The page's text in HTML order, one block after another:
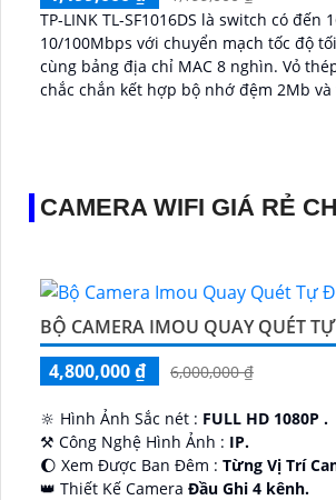
TP-LINK TL-SF1016DS là switch có đến
10/100Mbps với chuyển mạch tốc độ
cùng bảng địa chỉ MAC 8 nghìn. Vỏ thép chuẩn 13 inch
chắc chắn kết hợp bộ nhớ đệm 2Mb và
CAMERA WIFI GIÁ RẺ
BỘ CAMERA IMOU QUAY QUÉT
4,800,000 ₫
6,000,000 ₫
🔆 Hình Ảnh Sắc nét : FULL HD 1080P .
⚒ Công Nghệ Hình Ảnh : IP.
🌔 Xem Được Ban Đêm : Từng Vị Trí
👑 Thiết Kế Camera Đầu Ghi 4 kênh.